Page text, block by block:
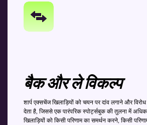
बैक और ले विकल्प
शार्प एक्सचेंज खिलाड़ियों को चयन पर दांव लगाने और
देता है, जिससे एक पारंपरिक स्पोर्ट्सबुक की तुलना में
खिलाड़ियों को किसी परिणाम का समर्थन करने, किसी